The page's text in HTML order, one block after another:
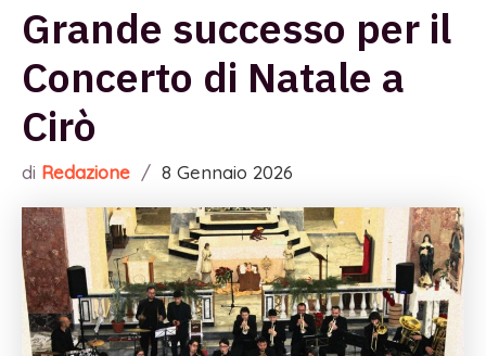
Grande successo per il
Concerto di Natale a
Cirò
di Redazione / 8 Gennaio 2026